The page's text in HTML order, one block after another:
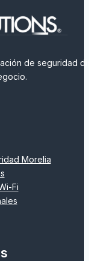
de seguridad
Morelia
Fi